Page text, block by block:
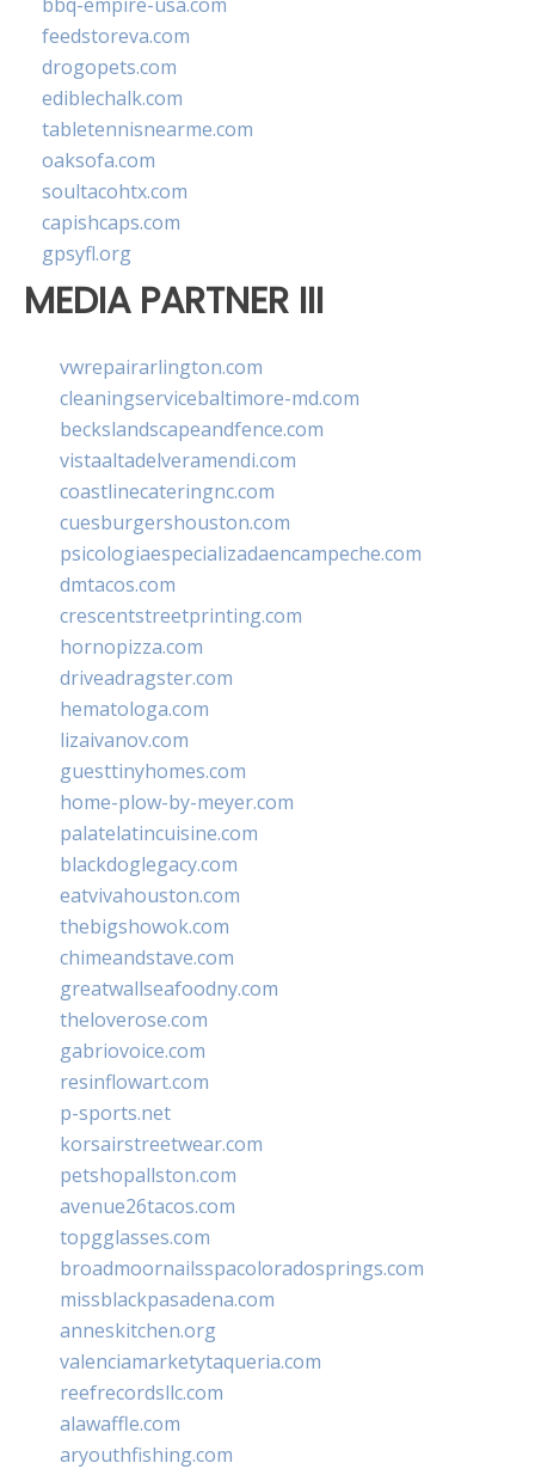
feedstoreva.com
drogopets.com
ediblechalk.com
tabletennisnearme.com
oaksofa.com
soultacohtx.com
capishcaps.com
gpsyfl.org
MEDIA PARTNER III
vwrepairarlington.com
cleaningservicebaltimore-md.com
beckslandscapeandfence.com
vistaaltadelveramendi.com
coastlinecateringnc.com
cuesburgershouston.com
psicologiaespecializadaencampeche.com
dmtacos.com
crescentstreetprinting.com
hornopizza.com
driveadragster.com
hematologa.com
lizaivanov.com
guesttinyhomes.com
home-plow-by-meyer.com
palatelatincuisine.com
blackdoglegacy.com
eatvivahouston.com
thebigshowok.com
chimeandstave.com
greatwallseafoodny.com
theloverose.com
gabriovoice.com
resinflowart.com
p-sports.net
korsairstreetwear.com
petshopallston.com
avenue26tacos.com
topgglasses.com
broadmoornailsspacoloradosprings.com
missblackpasadena.com
anneskitchen.org
valenciamarketytaqueria.com
reefrecordsllc.com
alawaffle.com
aryouthfishing.com